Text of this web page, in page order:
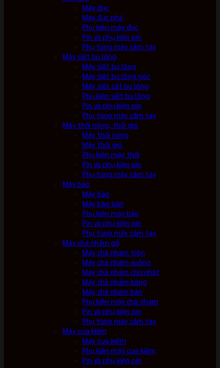
Máy đục
Máy đục phá
Phụ kiện máy đục
Pin và phụ kiện pin
Phụ tùng máy cầm tay
Máy siết bu lông
Máy siết bu lông
Máy siết bu lông góc
Máy siết cắt bu lông
Phụ kiện siết bu lông
Pin và phụ kiện pin
Phụ tùng máy cầm tay
Máy thổi nóng, thổi gió
Máy thổi nóng
Máy thổi gió
Phụ kiện máy thổi
Pin và phụ kiện pin
Phụ tùng máy cầm tay
Máy bào
Máy bào
Máy bào bàn
Phụ kiện máy bào
Pin và phụ kiện pin
Phụ tùng máy cầm tay
Máy chà nhám gỗ
Máy chà nhám tròn
Máy chà nhám vuông
Máy chà nhám chữ nhật
Máy chà nhám băng
Máy chà nhám bàn
Phụ kiện máy chà nhám
Pin và phụ kiện pin
Phụ tùng máy cầm tay
Máy cưa kiếm
Máy cưa kiếm
Phụ kiện máy cưa kiếm
Pin và phụ kiện pin